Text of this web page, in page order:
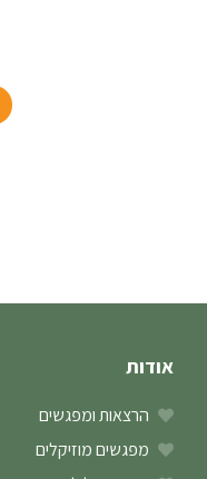
אודות
הרצאות ומפגשים
מפגשים מוזיקלים